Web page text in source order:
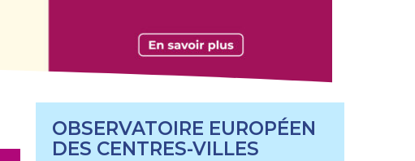
OBSERVATOIRE EUROPÉEN
DES CENTRES-VILLES